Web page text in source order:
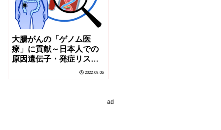
大腸がんの「ゲノム医
療」に貢献～日本人での
原因遺伝子・発症リス
ク・臨床的特徴の大規模
解析～
2022-09-06
ad